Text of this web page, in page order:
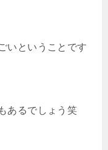
いということです
あるでしょう笑